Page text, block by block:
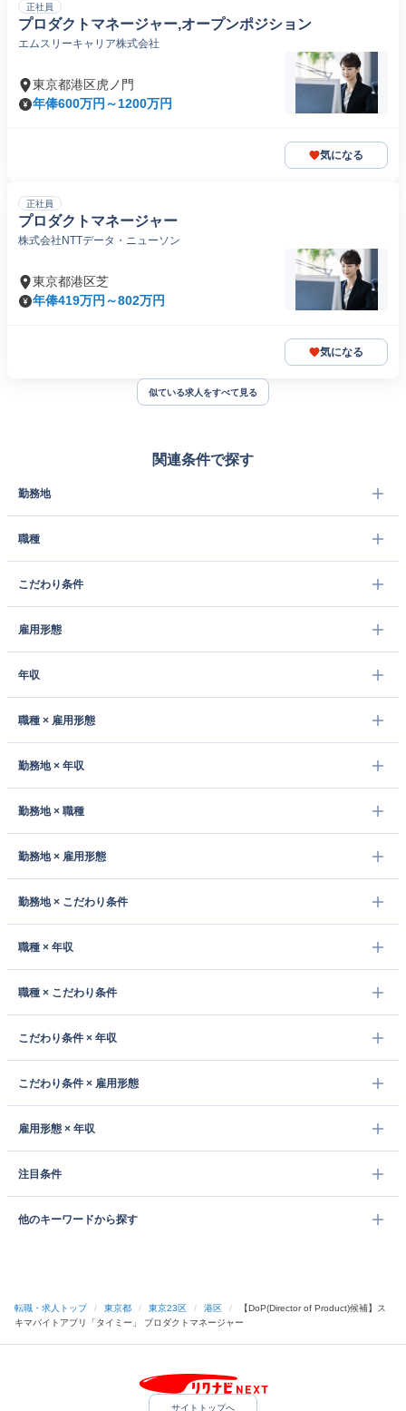
正社員
プロダクトマネージャー,オープンポジション
エムスリーキャリア株式会社
東京都港区虎ノ門
年俸600万円～1200万円
気になる
正社員
プロダクトマネージャー
株式会社NTTデータ・ニューソン
東京都港区芝
年俸419万円～802万円
気になる
似ている求人をすべて見る
関連条件で探す
勤務地
職種
こだわり条件
雇用形態
年収
職種 × 雇用形態
勤務地 × 年収
勤務地 × 職種
勤務地 × 雇用形態
勤務地 × こだわり条件
職種 × 年収
職種 × こだわり条件
こだわり条件 × 年収
こだわり条件 × 雇用形態
雇用形態 × 年収
注目条件
他のキーワードから探す
転職・求人トップ / 東京都 / 東京23区 / 港区 /
【DoP(Director of Product)候補】ス
キマバイトアプリ「タイミー」 プロダクトマネージャー
サイトトップへ